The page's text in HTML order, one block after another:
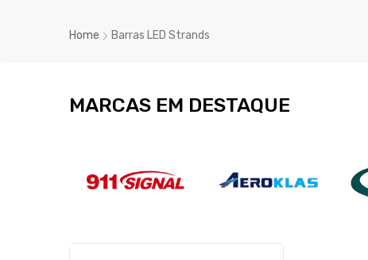
Home Barras LED Strands
MARCAS EM DESTAQUE